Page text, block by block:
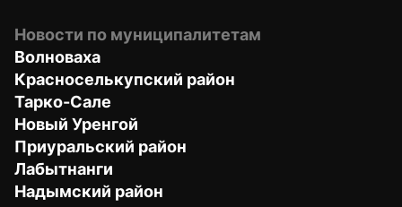
Новости по муниципалитетам
Волноваха
Красноселькупский район
Тарко-Сале
Новый Уренгой
Приуральский район
Лабытнанги
Надымский район